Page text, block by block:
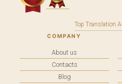
Top Translation
COMPANY
About us
Contacts
Blog